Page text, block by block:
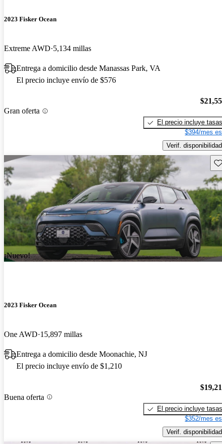
2023 Fisker Ocean
Extreme AWD 5,134 millas
Entrega a domicilio desde Manassas Park, VA
El precio incluye envío de $576
Gran oferta
El precio incluye tasas
$394/mes
Verif. disponibilidad
¡Nuevo!
2023 Fisker Ocean
One AWD 15,897 millas
Entrega a domicilio desde Moonachie, NJ
El precio incluye envío de $1,210
Buena oferta
El precio incluye tasas
$352/mes
Verif. disponibilidad